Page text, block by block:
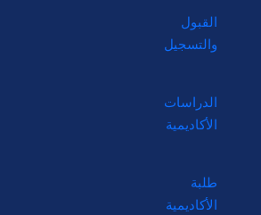
القبول
والتسجيل
الدراسات
الأكاديمية
طلبة
الأكاديمية